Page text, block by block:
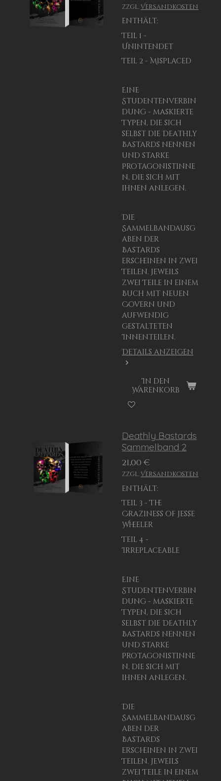
zzgl.Versandkosten
enthält:
Teil 1 -
Unintendet
Teil 2 - Misplaced
Eine
Studentenverbin
dung - maskierte
Typen, die sich
selbst die Deathly
Bastards nennen
und starke
Protagonistinne
n, die sich mit
ihnen anlegen.
Die
Sammelbandausg
aben der
Bastards
erscheinen in zwei
Teilen. Jeweils
zwei Teile in einem
Buch mit neuen
Covern und
aufwendig
gestalteten
Innenteilen.
Details anzeigen
In den
Warenkorb
Deathly Bastards
Sammelband 2
21,00 €
zzgl.Versandkosten
enthält:
Teil 3 - The
Craziness of Jesse
Wheeler
Teil 4 -
Irreplaceable
Eine
Studentenverbin
dung - maskierte
Typen, die sich
selbst die Deathly
Bastards nennen
und starke
Protagonistinne
n, die sich mit
ihnen anlegen.
Die
Sammelbandausg
aben der
Bastards
erscheinen in zwei
Teilen. Jeweils
zwei Teile in einem